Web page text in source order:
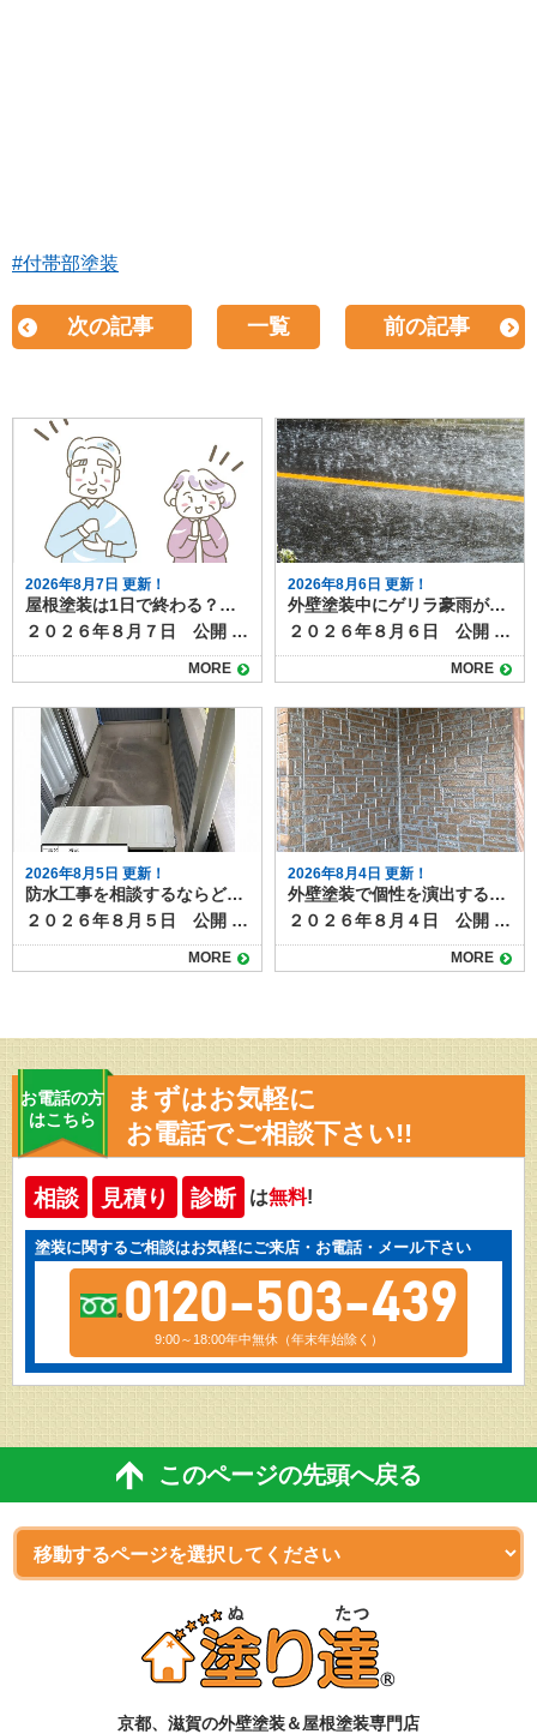
#付帯部塗装
次の記事 一覧 前の記事
2026年8月7日 更新！
屋根塗装は1日で終わる？工事期間と注意点
２０２６年８月７日 公開 屋根塗装の工事について、「作業は何日かかるのか」「1日で終わるのか」が気になる方も多いでしょう。 たしかに工事期間が短ければうれしいかもしれませんが、きちんと施工できていなければ意味がありませんよね。 結論から言うと、屋根塗装をしっかりと行う場合、1日で完了することはほとんどありません。ここでは、屋根塗装の一般的な工程と日数、1日で終わらせる場合の条件や注意点を解説します。 目次屋根塗装の一般的な工期足場組立高圧洗浄下地処理・補修下塗り中塗り・上塗り仕上げ・点検・足場解体1日で終わる場合の条件無理に1日で終わらせるリスク塗膜の耐久性低下仕上がりのムラ屋根塗装は正しい施工で高品質メンテナンスになります 屋根塗装の一般的な工期 屋根塗装は下地処理から仕上げまで複数工程があり、通常は５〜7日程度かかります。工程は以下の通りです。 足場組立 屋根塗装は高所作業のため、必ず足場を組みます。足場組みは半日～１日で完了します。 高圧洗浄 屋根表面の汚れやコケ、古い塗膜を水圧で洗い落とします。洗浄後はしっかり乾燥させる必要があり、この時点で1日かかります。 下地処理・補修 ひび割れ補修や板金部分のケレン作業など、塗装前の準備を行います。屋根の大きさや劣化の程度によって作業量が異なりますか、およそ半日～１日かけて行います。 下塗り 塗料の密着性を高めるための下塗りを行います。乾燥時間は数時間〜1日必要です。 中塗り・上塗り 色付けと耐久性を高めるため、同じ塗料を2回塗り重ねます。塗り重ねの間にも乾燥時間を取ります。中塗り・上塗りともにしっかり乾燥時間を設けるので、最低でも２日以上はかかります。 仕上げ・点検・足場解体 塗り残しやムラのチェック、清掃などを行って完了です。 1日で終わる場合の条件 前項で見てきたように、屋根塗装の一般的な工程をすべて踏むとすると、１日で作業が終わることはありません。 部分補修のみなど特殊な条件の塗装であれば、1日で作業が終わるケースもあります。 ただし、これらはあくまで例外であり、耐久性や美観を長く保ちたい場合には不向きです。 無理に1日で終わらせるリスク 屋根塗装を早く終わらせたい！と無理やり１日で終わらせると次のようなリスク・デメリットがあります。 塗膜の耐久性低下 乾燥時間を十分に取らないと塗料の性能が発揮できず、剥がれやすくなります。グレードの高い塗料であれば耐久年数は２０年にもなりますが、施工不良によってわずか数年ではがれてきてしまうというケースも。 仕上がりのムラ 急いで塗ることで塗りムラや厚み不足が起こりやすくなります。厚み不足は塗膜が均一でない証拠なので、部分的に早く劣化したり、美観性が損なわれたりする原因になります。 屋根塗装は正しい施工で高品質メンテナンスになります 屋根塗装は品質を守るために、基本的には数日かけて行うのが理想です。1日で終わらせることは可能な場合もありますが、その多くは部分塗装や応急処置に限られます。長持ちする塗装を求めるなら、日数に余裕を持ち、しっかりと工程を踏む業者を選びましょう。 塗り達では、各工程を写真におさめ、正しい施工を遵守しています。高品質な屋根塗装なら塗り達にお任せください！
MORE
2026年8月6日 更新！
外壁塗装中にゲリラ豪雨が降ったら？工事への影響と対応方法
２０２６年８月６日 公開 夏場を中心に増えているゲリラ豪雨は、外壁塗装工事にも大きな影響を与えます。 短時間で強い雨が降ると、塗料の仕上がり不良や工期の延長につながるため、現場では慎重な判断が求められます。 本記事では、突然の雨が外壁塗装工事に与える影響と、業者が行う対策について解説します。 目次ゲリラ豪雨が工事に与える影響塗料の密着不良色ムラや白化現象工期の延長施工業者が行う雨対策天気予報の細かなチェック塗装前の作業判断養生やシートでの防護工事中にゲリラ豪雨が降った場合の流れ施主ができる心構えまとめ ゲリラ豪雨が工事に与える影響 工事中のゲリラ豪雨が与える仕上がりや耐久性への影響を確認しておきましょう。 塗料の密着不良 塗装面が濡れた状態で塗料が付着すると、乾燥後に剥がれやすくなります。特に下塗り前や塗料の乾燥途中に雨が降ると、仕上がりや耐久性に影響します。 色ムラや白化現象 塗料が完全に乾く前に雨水が付着すると、表面が白っぽく濁ったり色ムラが発生します。この状態になると塗り直しが必要です。 工期の延長 ゲリラ豪雨は予測が難しいため、作業を中断したり翌日以降に工程をずらすことがあります。乾燥時間の確保も必要なため、予定より工期が伸びる場合があります。 施工業者が行う雨対策 塗装工事の施工業者は、天気予報によって、 ①雨が降り出すまで作業し、降ってきたらすぐに中断する ②１日中降りそうなので、最初から今日の作業を中止する のいずれかの判断をします。 ゲリラ豪雨などお天気の具合は、予報を見ていてもなかなか予測がつきづらいものですが、施工業者は事前に次のような対策を行って、急な雨に備えています。 天気予報の細かなチェック 近年は1時間単位のピンポイント予報が利用でき、工事前や休憩時間にも確認して作業スケジュールを調整します。 塗装前の作業判断 雨雲レーダーで豪雨の可能性が高い場合は、塗装工程を行わず、養生や下地調整など雨の影響を受けにくい作業に切り替えます。 養生やシートでの防護 作業中に急な雨が降った際は、足場のメッシュシートやビニールで塗装面を覆い、雨水の付着を防ぎます。 工事中にゲリラ豪雨が降った場合の流れ 塗装工事中にゲリラ豪雨に見舞われた場合には、次のように対応するのが一般的です。 作業を即時中断し、塗装面を雨から守る 雨が止んだら塗装面の水分を拭き取り、乾燥を確認 必要に応じて、部分的に再塗装を実施 乾燥状態が確保できない場合は翌日以降に作業を延期 塗料は余分な水分が混ざると耐久性や仕上がりに影響ができます。乾燥前に雨にあたらないようにすることと、作業を再開する際には、雨の影響を確認し、必要に応じて再塗装するなど修正が必要になります。 乾燥時間をしっかりとり、次の工程に移るためにも、雨の日やその翌日はしっかりと時間をとりますので、工期が伸びることもあります。 施主ができる心構え ゲリラ豪雨に限らず、天候が塗装工事に与える影響について事前に知っておくと、不安にならずに過ごすことができます。 夏場や梅雨時期は、工期が天候に左右されやすいことを理解する 工期延長があっても無理に急がせず、品質重視で進めてもらう 工事前の打ち合わせで「雨天時の対応方針」を確認しておく など、「家の外の工事は天気次第。さらに塗装は雨の影響を受け耐久性や仕上がりにも影響がある」ことを知っておきましょう。 まとめ 外壁塗装は天候の影響を大きく受ける工事です。ゲリラ豪雨が発生すると作業が中断され、工期が延びることもありますが、品質を守るためには必要な判断です。信頼できる業者であれば、天候を見極めながら安全かつ丁寧に作業を進めてくれます。 雨天時の対応は、塗装工程の進み具合や、今どんなことを行っているかによっても個々のケースで異なります。 実際に工事をしている場合は、施工店に「雨の場合の作業はどうなるのか」事前に確認しておくとよいでしょう。
MORE
2026年8月5日 更新！
防水工事を相談するならどこに？状況別の相談先と選び方
２０２６年８月５日 公開 屋上やベランダの防水層が劣化すると、雨漏りや建物内部の腐食につながります。そのため定期的なメンテナンスや必要な補修工事が必要になりますが、いざ防水工事を検討するとなると、「どこに相談すればよいのか分からない」という方は多いのではないでしょうか。 スムーズで意味のある防水工事を行うためには、相談先の選び方も大切です。 今回は、防水工事の相談先とその特徴を整理します。 目次防水工事の主な相談先防水工事専門業者外壁塗装・屋根工事業者ハウスメーカー・工務店管理会社（マンション・アパートの場合）防水工事の状況別のおすすめ相談先戸建住宅で雨漏りが発生している場合外壁や屋根の塗装時期と重なっている場合新築から数年以内の場合マンションやアパートの屋上防水相談前に準備しておくこと防水工事のご相談は塗り達！ 防水工事の主な相談先 防水工事の施工ができる業者や相談できる先として、次のようなところがあげられます。 防水工事専門業者 最も直接的で専門的な知識を持っているのが防水工事専門業者です。ウレタン防水、シート防水、FRP防水など各工法の特徴や費用感、耐用年数を具体的に説明してもらえます。 また、現地調査後に複数の工法を比較提案してくれる業者も多く、選択肢を広く持てます。 外壁塗装・屋根工事業者 防水工事を取り扱う塗装店や屋根業者もあります。外壁や屋根のメンテナンスと同時に依頼できるため、足場の共用で費用を抑えられる場合があります。ただし、防水専門ではない場合もあるため、施工実績や担当職人の資格を確認しましょう。 ハウスメーカー・工務店 新築時に依頼したハウスメーカーや工務店も相談先のひとつです。もともとの施工方法や、下地の種類、過去の施工履歴を把握しているため、適切な修繕方法を提案してもらえる可能性があります。ただし、下請け業者を通すため中間マージンが発生し、費用が割高になることがあります。 管理会社（マンション・アパートの場合） 集合住宅であれば、施工店へ直接連絡せず、まずは管理会社や管理組合に相談するのが基本です。共用部分の防水工事は所有者単独では決定できないため、調査や見積もりの手配も管理会社が行います。 防水工事の状況別のおすすめ相談先 防水工事は全面改修や部分改修のほか、表面のトップコートだけ塗り替える場合、雨漏りしていて下地事取り換える必要がる場合など、様々なケースがあります。下記に、事例を挙げておススメの相談先をご紹介します。 戸建住宅で雨漏りが発生している場合 防水工事専門業者に直接相談し、現地調査で原因を特定してもらうのが早道です。防水工事の補修のほか、雨漏り補修が必要になります。雨漏り専門店なども相談先になるでしょう。 外壁や屋根の塗装時期と重なっている場合 外壁塗装業者や屋根工事業者にまとめて依頼すると、塗装用に組む足場を使えるのでコストダウンになります。塗装工事店でも防水工事を扱っている施工店があるので、確認してみましょう。 新築から数年以内の場合 保証期間内であればハウスメーカーに相談し、無償修繕が可能か確認します。防水工事は５～１０年ほどの耐久性があるため、築後数年であれば、初期不良の可能性があります。 マンションやアパートの屋上防水 管理会社・管理組合経由で計画的に工事を進める必要があります。一戸だけ部分的な補修が必要になるケースもあれば、建物全体で一度にメンテナンスした方がよい場合もあります。ベランダやバルコニーの防水面に不安があれば、直接施工店に相談せず、まずは管理組合などへ連絡してみましょう。 相談前に準備しておくこと 防水工事のメンテナンスを相談する際には次のようなことをまとめて準備しておくと話がスムーズになります。 雨漏りや水たまりなどの症状がいつから発生しているか 範囲や程度が分かる写真 過去の修繕履歴や保証書 特に、過去に修繕したことがある場合は契約書や見積書などを見せられるとよいでしょう。 防水工事のご相談は塗り達！ 防水工事の相談先は状況や建物の種類によって異なります。戸建住宅であれば防水専門業者や塗装店、集合住宅なら管理会社を通すのが基本です。 どこに相談する場合でも、複数社から見積もりを取り、提案内容や保証期間を比較検討することが、後悔しない防水工事につながります。 塗り達では、塗装工事に加えて防水工事の施工も行っています。塗装工事と一緒の施工も可能ですし、防水工事のみの工事も承ります。まずはお気軽にご相談ください。
MORE
2026年8月4日 更新！
外壁塗装で個性を演出する多彩工法とは？模様仕上げの魅力と特徴
２０２６年８月４日 公開 外壁塗装というと「単色で塗るだけ」というイメージを持つ人も多いですが、近年は色だけでなく模様をつける塗装も人気を集めています。 その代表的な塗装方法が「多彩工法」です。色と質感を組み合わせた独自の仕上がりが得られ、住まいの印象を大きく変えることができます。 目次多彩工法とは多彩工法のメリット高級感と個性を演出デザインの自由度が高い既存外壁の質感を活かせる汚れが目立ちにくい多彩工法の施工方法仕上がりのバリエーション注意点と費用の目安京都・滋賀で多彩工法なら塗り達にお任せ！ 多彩工法とは 多彩工法とは、２色又は３色の組み合わせ、自然な陰影をつけながら仕上げる塗装方法です。ベースとなる色の上から、粒状の塗料や異なる色の塗材を重ねることで、深みや立体感のある模様を作り出します。 サイディング外壁の凹凸を活かす施工方法なので、元々ある柄を以下shながら塗装したり、天然石調やレンガ調など高級感を演出することも可能です。 ▶多彩工法プラン 多彩工法のメリット 多彩工法を使った塗装には様々なメリットがあります。仕上がりの美しさだけではなくもちろん塗装工事としての耐久性もばっちりあります。 高級感と個性を演出 光の当たり方や見る角度によって表情が変わり、単色塗装では得られない高級感が生まれます。 #gallery-1 { margin: auto; } #gallery-1 .gallery-item { float: left; margin-top: 10px; text-align: center; width: 50%; } #gallery-1 img { border: 2px solid #cfcfcf; } #gallery-1 .gallery-caption { margin-left: 0; } /* see gallery_shortcode() in wp-includes/media.php */ 施工前 施工後 デザインの自由度が高い 色の組み合わせや粒の大きさ、模様の出し方などを調整できるため、周囲の家と差別化しやすくなります。 既存外壁の質感を活かせる サイディングの模様を残したまま色だけを変える「クリヤー仕上げ」や、上から模様を重ねる方法もあり、リフォームでも新築のような仕上がりにできます。 汚れが目立ちにくい 多色使いのため、雨だれや埃などの汚れが単色よりも目立ちにくいという特徴があります。 多彩工法の施工方法 多彩工法は特殊な専用ローラーを使って、多彩工法専用塗料を塗っていく施工方法です。 施工には通常の塗装よりも技術が必要で、塗料の販売元であるスズカファインの認定施工店でしか施工できない工法です。多彩工法をご希望の場合は、経験豊富な職人が在籍する認定施工店に依頼することが重要です。 仕上がりのバリエーション 多彩工法には、２色又は３色仕上げ、色の組み合わせによって天然石風・砂壁風・チップ入り・グラデーション調などさまざまなパターンがあります。 例えば、ベージュ系のベースにブラウンやホワイトのチップを加えると落ち着いた印象に、グレー系にブルーの粒を混ぜるとモダンな雰囲気になります。色の組み合わせ次第で和風にも洋風にも対応可能です。 注意点と費用の目安 多彩工法は通常の単色塗装よりも工程や材料が増えるため、費用は1.2〜1.5倍程度になる場合があります。 また、部分補修の際には模様を再現する必要があるため、同じ職人や塗料を使うことが望ましいでしょう。 玄関周りや外塀だけなど一部分への施工も可能です。認定施工店にぜひご相談ください。 ▶多彩工法の施工事例はこちら 京都・滋賀で多彩工法なら塗り達にお任せ！ 外壁塗装の模様仕上げ、とくに多彩工法は、住まいの個性を引き立てる魅力的な方法です。高級感やデザイン性を求める方にはぴったりの工法ですが、仕上がりの満足度は職人の腕に大きく左右されます。施工事例を確認しながら、自分の家に合ったデザインを検討することが大切です。 京都・滋賀で多彩工法をご希望なら、認定施工店の塗り達にご相談ください！施工実績も多数あります！
MORE
お電話の方
はこちら
まずはお気軽に
お電話でご相談下さい!!
相談 見積り 診断 は無料!
塗装に関するご相談はお気軽にご来店・お電話・メール下さい
0120-503-439
9:00～18:00年中無休（年末年始除く）
このページの先頭へ戻る
京都、滋賀の外壁塗装＆屋根塗装専門店